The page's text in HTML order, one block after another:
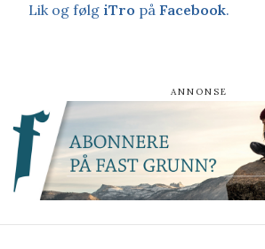
Lik og følg iTro på Facebook.